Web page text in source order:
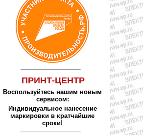
ПРИНТ-ЦЕНТР
Воспользуйтесь нашим новым
сервисом:
Индивидуальное нанесение
маркировки в кратчайшие
сроки!